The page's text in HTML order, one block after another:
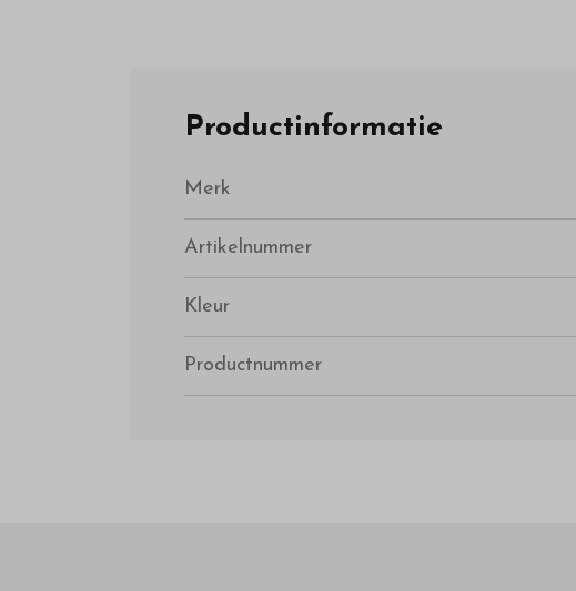
Productinformatie
Merk
Artikelnummer
Kleur
Productnummer